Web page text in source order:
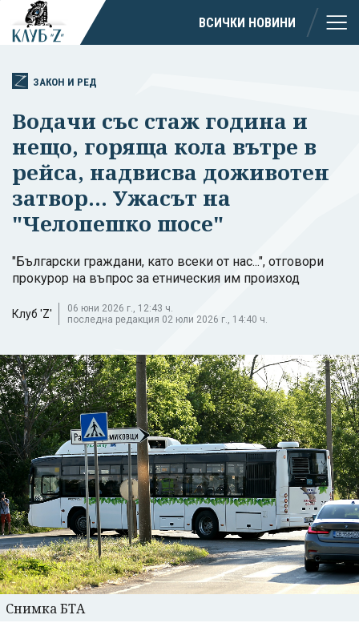
ВСИЧКИ НОВИНИ
ЗАКОН И РЕД
Водачи със стаж година и
нещо, горяща кола вътре в
рейса, надвисва доживотен
затвор... Ужасът на
"Челопешко шосе"
"Български граждани, като всеки от нас...", отговори
прокурор на въпрос за етническия им произход
Клуб 'Z'
06 юни 2026 г., 12:43 ч.
последна редакция 02 юли 2026 г., 14:40 ч.
Снимка БТА